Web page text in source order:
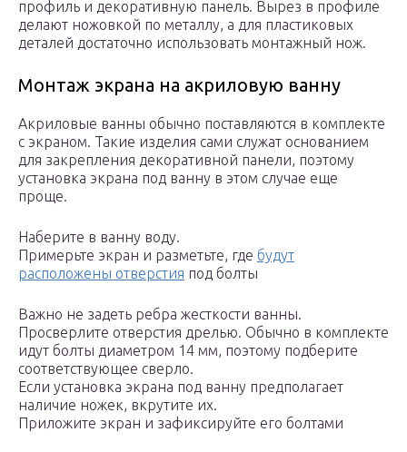
профиль и декоративную панель. Вырез в профиле
делают ножовкой по металлу, а для пластиковых
деталей достаточно использовать монтажный нож.
Монтаж экрана на акриловую ванну
Акриловые ванны обычно поставляются в комплекте
с экраном. Такие изделия сами служат основанием
для закрепления декоративной панели, поэтому
установка экрана под ванну в этом случае еще
проще.
Наберите в ванну воду.
Примерьте экран и разметьте, где будут
расположены отверстия под болты
Важно не задеть ребра жесткости ванны.
Просверлите отверстия дрелью. Обычно в комплекте
идут болты диаметром 14 мм, поэтому подберите
соответствующее сверло.
Если установка экрана под ванну предполагает
наличие ножек, вкрутите их.
Приложите экран и зафиксируйте его болтами